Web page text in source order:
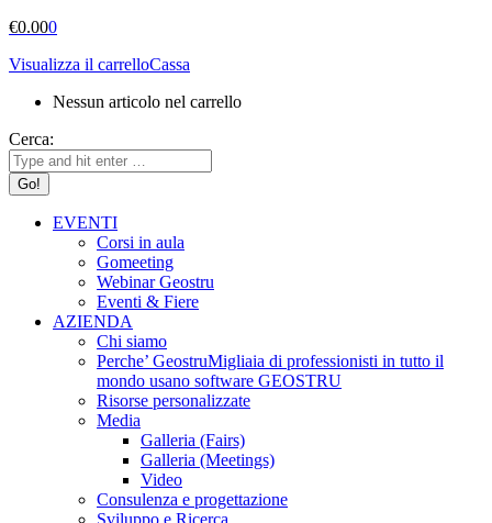
€0.000
Visualizza il carrelloCassa
Nessun articolo nel carrello
Cerca:
EVENTI
Corsi in aula
Gomeeting
Webinar Geostru
Eventi & Fiere
AZIENDA
Chi siamo
Perche’ GeostruMigliaia di professionisti in tutto il
mondo usano software GEOSTRU
Risorse personalizzate
Media
Galleria (Fairs)
Galleria (Meetings)
Video
Consulenza e progettazione
Sviluppo e Ricerca